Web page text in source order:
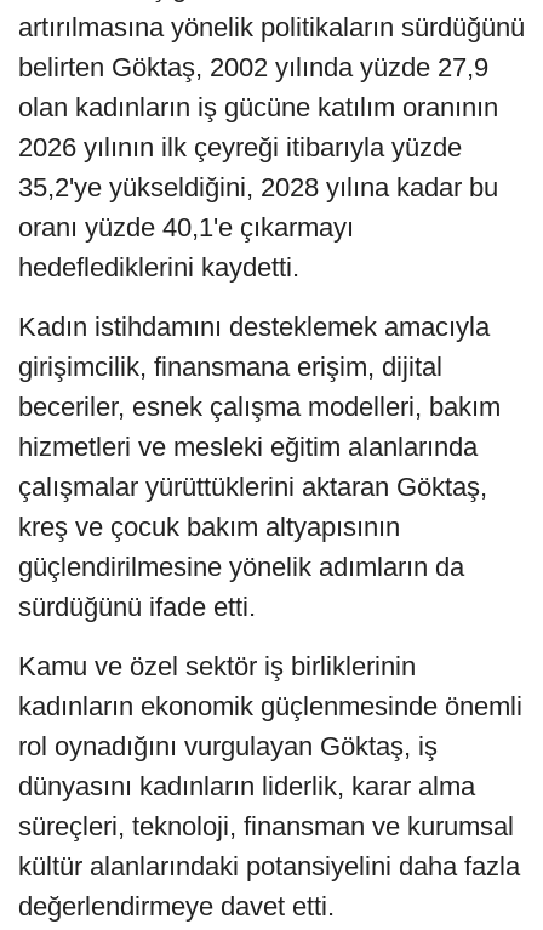
artırılmasına yönelik politikaların sürdüğünü
belirten Göktaş, 2002 yılında yüzde 27,9
olan kadınların iş gücüne katılım oranının
2026 yılının ilk çeyreği itibarıyla yüzde
35,2'ye yükseldiğini, 2028 yılına kadar bu
oranı yüzde 40,1'e çıkarmayı
hedeflediklerini kaydetti.
Kadın istihdamını desteklemek amacıyla
girişimcilik, finansmana erişim, dijital
beceriler, esnek çalışma modelleri, bakım
hizmetleri ve mesleki eğitim alanlarında
çalışmalar yürüttüklerini aktaran Göktaş,
kreş ve çocuk bakım altyapısının
güçlendirilmesine yönelik adımların da
sürdüğünü ifade etti.
Kamu ve özel sektör iş birliklerinin
kadınların ekonomik güçlenmesinde önemli
rol oynadığını vurgulayan Göktaş, iş
dünyasını kadınların liderlik, karar alma
süreçleri, teknoloji, finansman ve kurumsal
kültür alanlarındaki potansiyelini daha fazla
değerlendirmeye davet etti.